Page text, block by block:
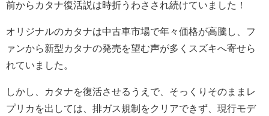
前からカタナ復活説は時折うわさされ続けていました！
オリジナルのカタナは中古車市場で年々価格が高騰し、フ
ァンから新型カタナの発売を望む声が多くスズキへ寄せら
れていました。
しかし、カタナを復活させるうえで、そっくりそのままレ
プリカを出しては、排ガス規制をクリアできず、現行モデ